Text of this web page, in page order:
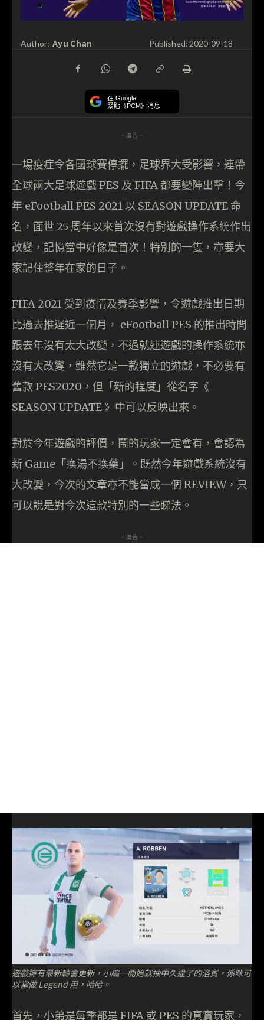
Author: Ayu Chan Published: 2020-09-18
在 Google
緊貼《PCM》消息
- 廣告 -
一場疫症令各國球賽停擺，足球界大受影響，連帶
全球兩大足球遊戲 PES 及 FIFA 都要變陣出擊！今
年 eFootball PES 2021 以 SEASON UPDATE 命
名，面世 25 周年以來首次沒有對遊戲操作系統作出
改變，記憶當中好像是首次！特別的一隻，亦要大
家記住整年在家的日子。
FIFA 2021 受到疫情及賽季影響，令遊戲推出日期
比過去推遲近一個月， eFootball PES 的推出時間
跟去年沒有太大改變，不過就連遊戲的操作系統亦
沒有大改變，雖然它是一款獨立的遊戲，不必要有
舊款 PES2020，但「新的程度」從名字《
SEASON UPDATE 》中可以反映出來。
對於今年遊戲的評價，鬧的玩家一定會有，會認為
新 Game「換湯不換藥」。既然今年遊戲系統沒有
大改變，今次的文章亦不能當成一個 REVIEW，只
可以說是對今次這款特別的一些睇法。
- 廣告 -
遊戲擁有最新轉會更新，小編一開始就抽中久違了的洛賓，係咪可
以當做 Legend 用，哈哈。
首先，小弟是每季都是 FIFA 或 PES 的真實玩家，